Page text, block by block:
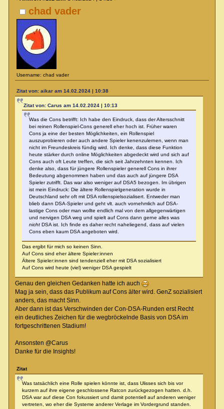
chad vader
Username: chad vader
Zitat von: aikar am 14.02.2024 | 10:38
Zitat von: Carus am 14.02.2024 | 10:13
Was die Cons betrifft: Ich habe den Eindruck, dass der Altersschnitt
bei reinen Rollenspiel-Cons generell eher hoch ist. Früher waren
Cons ja eine der besten Möglichkeiten, ein Rollenspiel
auszuprobieren oder auch andere Spieler kenenzulernen, wenn man
nicht im Freundeskreis fündig wird. Ich denke, dass diese Funktion
heute stärker durch online Möglichkeiten abgedeckt wird und sich auf
Cons auch oft Leute treffen, die sich seit Jahrzehnten kennen. Ich
denke also, dass für jüngere Rollenspieler generell Cons in ihrer
Bedeutung abgenommen haben und das auch auf jüngere DSA
Spieler zutrifft. Das war also weniger auf DSA5 bezogen. Im übrigen
ist mein Eindruck: Die ältere Rollenspielgeneration wurde in
Deutschland sehr oft mit DSA rollenspielsozialisert. Entweder man
blieb dann DSA-Spieler und geht vlt. auch vornehmlich auf DSA-
lastige Cons oder man wollte endlich mal von dem allgegenwärtigen
und nervigen DSA weg und spielt auf Cons dann gerne alles was
nicht DSA ist. Ich finde es daher recht naheliegend, dass auf vielen
Cons eben kaum DSA angeboten wird.
Das ergibt für mich so keinen Sinn.
Auf Cons sind eher ältere Spieler:innen
Ältere Spieler:innen sind tendenziell eher mit DSA sozialisiert
Auf Cons wird heute (viel) weniger DSA gespielt
Genau den gleichen Gedanken hatte ich auch
Mag ja sein, dass das Publikum auf Cons älter wird. GenZ sozialisiert
anders, das macht Sinn.
Aber dann ist das Verschwinden der Con-DSA-Runden erst Recht
ein deutliches Zeichen für die wegbröckelnde Basis von DSA im
fortgeschrittenen Stadium!
Ansonsten @Carus
Danke für die Insights!
Zitat
Was tatsächlich eine Rolle spielen könnte ist, dass Ulisses sich bis vor
kurzem auf ihre eigene geschlossene Ratcon zurückgezogen hatten. d.h.
DSA war auf diese Con fokussiert und damit potentiell auf anderen weniger
vertreten, wo eher die Systeme anderer Verlage im Vordergrund standen.